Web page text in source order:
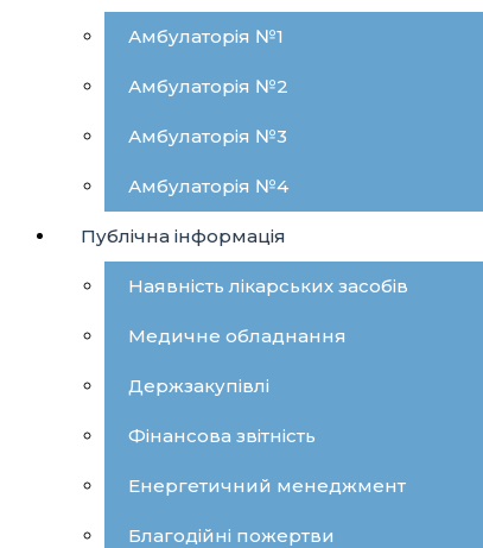
Амбулаторія №1
Амбулаторія №2
Амбулаторія №3
Амбулаторія №4
Публічна інформація
Наявність лікарських засобів
Медичне обладнання
Держзакупівлі
Фінансова звітність
Енергетичний менеджмент
Благодійні пожертви